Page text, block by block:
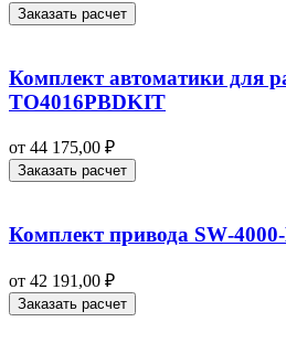
Заказать расчет
Комплект автоматики для
TO4016PBDKIT
от 44 175,00 ₽
Заказать расчет
Комплект привода
от 42 191,00 ₽
Заказать расчет